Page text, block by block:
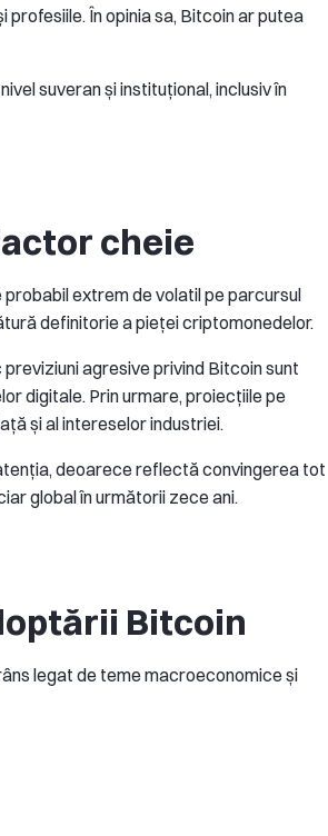
În opinia sa, Bitcoin ar putea
suveran și instituțional, inclusiv în
cheie
extrem de volatil pe parcursul
definitorie a pieței criptomonedelor.
agresive privind Bitcoin sunt
digitale. Prin urmare, proiecțiile pe
și al intereselor industriei.
deoarece reflectă convingerea tot
global în următorii zece ani.
Bitcoin
legat de teme macroeconomice și